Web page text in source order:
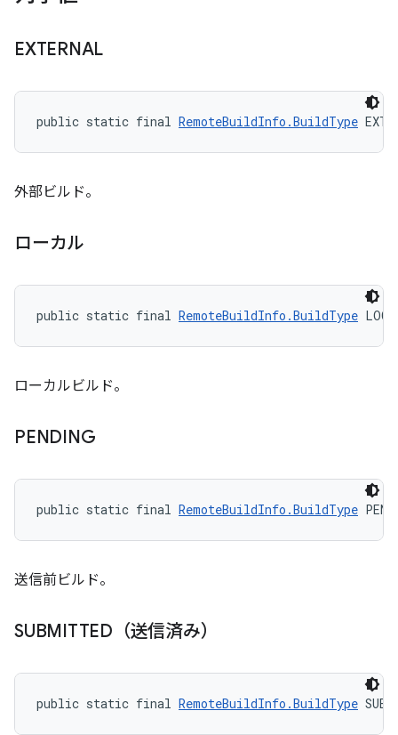
EXTERNAL
public static final RemoteBuildInfo.BuildType
外部ビルド。
ローカル
public static final RemoteBuildInfo.BuildType
ローカルビルド。
PENDING
public static final RemoteBuildInfo.BuildType
送信前ビルド。
SUBMITTED（送信済み）
public static final RemoteBuildInfo.BuildType